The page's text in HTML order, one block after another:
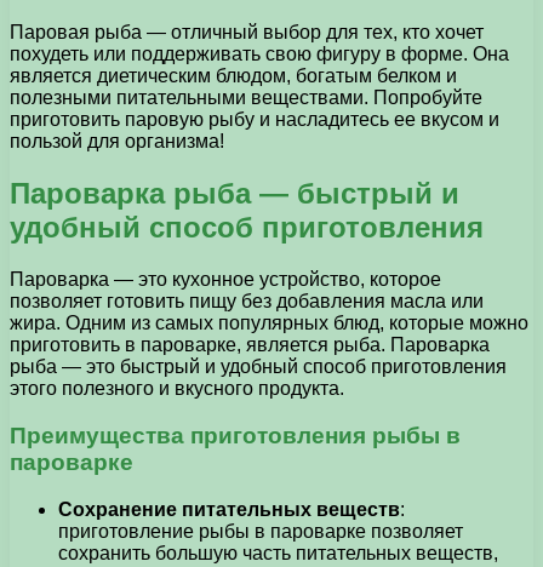
Паровая рыба — отличный выбор для тех, кто хочет
похудеть или поддерживать свою фигуру в форме. Она
является диетическим блюдом, богатым белком и
полезными питательными веществами. Попробуйте
приготовить паровую рыбу и насладитесь ее вкусом и
пользой для организма!
Пароварка рыба — быстрый и
удобный способ приготовления
Пароварка — это кухонное устройство, которое
позволяет готовить пищу без добавления масла или
жира. Одним из самых популярных блюд, которые можно
приготовить в пароварке, является рыба. Пароварка
рыба — это быстрый и удобный способ приготовления
этого полезного и вкусного продукта.
Преимущества приготовления рыбы в
пароварке
Сохранение питательных веществ:
приготовление рыбы в пароварке позволяет
сохранить большую часть питательных веществ,